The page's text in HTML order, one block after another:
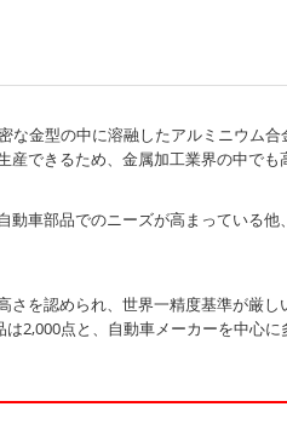
な金型の中に溶融したアルミニウム
産できるため、金属加工業界の中で
動車部品でのニーズが高まっている
さを認められ、世界一精度基準が厳
2,000点と、自動車メーカーを中心